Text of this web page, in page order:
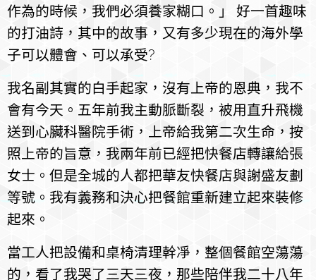
作為的時候，我們必須養家糊口。」 好一首趣味
的打油詩，其中的故事，又有多少現在的海外學
子可以體會、可以承受?
我名副其實的白手起家，沒有上帝的恩典，我不
會有今天。五年前我主動脈斷裂，被用直升飛機
送到心臟科醫院手術，上帝給我第二次生命，按
照上帝的旨意，我兩年前已經把快餐店轉讓給張
女士。但是全城的人都把華友快餐店與謝盛友劃
等號。我有義務和決心把餐館重新建立起來裝修
起來。
當工人把設備和桌椅清理幹凈，整個餐館空蕩蕩
的，看了我哭了三天三夜，那些陪伴我二十八年